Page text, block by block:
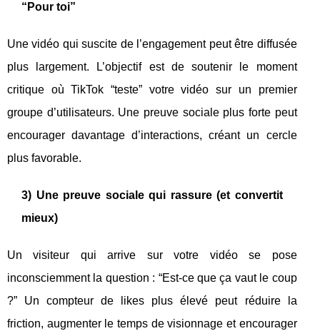
“Pour toi”
Une vidéo qui suscite de l’engagement peut être diffusée
plus largement. L’objectif est de soutenir le moment
critique où TikTok “teste” votre vidéo sur un premier
groupe d’utilisateurs. Une preuve sociale plus forte peut
encourager davantage d’interactions, créant un cercle
plus favorable.
3) Une preuve sociale qui rassure (et convertit
mieux)
Un visiteur qui arrive sur votre vidéo se pose
inconsciemment la question : “Est-ce que ça vaut le coup
?” Un compteur de likes plus élevé peut réduire la
friction, augmenter le temps de visionnage et encourager